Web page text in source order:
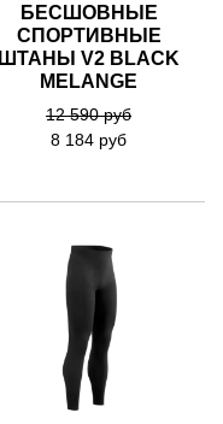
БЕСШОВНЫЕ
СПОРТИВНЫЕ
ШТАНЫ V2 BLACK
MELANGE
12 590 руб
8 184 руб